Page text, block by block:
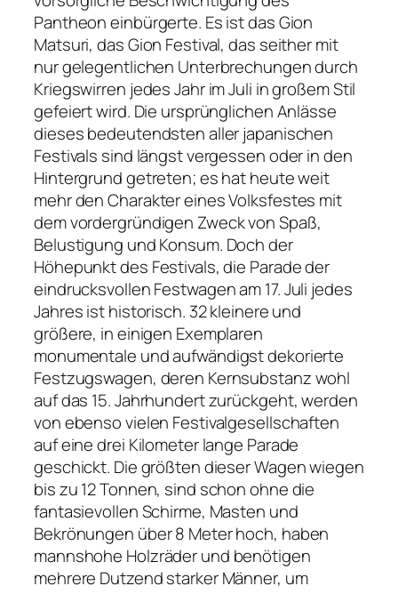
Pantheon einbürgerte. Es ist das Gion
Matsuri, das Gion Festival, das seither mit
nur gelegentlichen Unterbrechungen durch
Kriegswirren jedes Jahr im Juli in großem Stil
gefeiert wird. Die ursprünglichen Anlässe
dieses bedeutendsten aller japanischen
Festivals sind längst vergessen oder in den
Hintergrund getreten; es hat heute weit
mehr den Charakter eines Volksfestes mit
dem vordergründigen Zweck von Spaß,
Belustigung und Konsum. Doch der
Höhepunkt des Festivals, die Parade der
eindrucksvollen Festwagen am 17. Juli jedes
Jahres ist historisch. 32 kleinere und
größere, in einigen Exemplaren
monumentale und aufwändigst dekorierte
Festzugswagen, deren Kernsubstanz wohl
auf das 15. Jahrhundert zurückgeht, werden
von ebenso vielen Festivalgesellschaften
auf eine drei Kilometer lange Parade
geschickt. Die größten dieser Wagen wiegen
bis zu 12 Tonnen, sind schon ohne die
fantasievollen Schirme, Masten und
Bekrönungen über 8 Meter hoch, haben
mannshohe Holzräder und benötigen
mehrere Dutzend starker Männer, um